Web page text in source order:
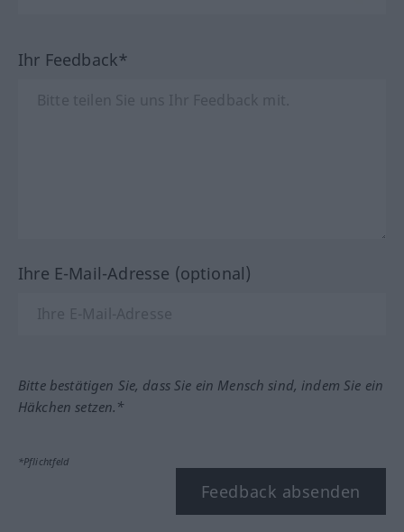
Ihr Feedback*
Ihre E-Mail-Adresse (optional)
Bitte bestätigen Sie, dass Sie ein Mensch sind, indem Sie ein
Häkchen setzen.*
*Pflichtfeld
Feedback absenden